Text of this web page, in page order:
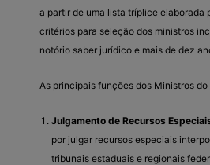
a partir de uma lista tríplice elaborada
critérios para seleção dos ministros
notório saber jurídico e mais de dez
As principais funções dos Ministros
Julgamento de Recursos
por julgar recursos especiais
tribunais estaduais e regionais